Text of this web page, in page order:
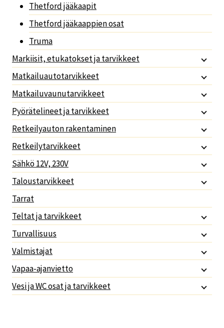
Thetford jääkaapit
Thetford jääkaappien osat
Truma
Markiisit, etukatokset ja tarvikkeet
Matkailuautotarvikkeet
Matkailuvaunutarvikkeet
Pyörätelineet ja tarvikkeet
Retkeilyauton rakentaminen
Retkeilytarvikkeet
Sähkö 12V, 230V
Taloustarvikkeet
Tarrat
Teltat ja tarvikkeet
Turvallisuus
Valmistajat
Vapaa-ajanvietto
Vesi ja WC osat ja tarvikkeet